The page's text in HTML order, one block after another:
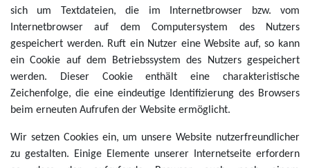
sich um Textdateien, die im Internetbrowser bzw. vom
Internetbrowser auf dem Computersystem des Nutzers
gespeichert werden. Ruft ein Nutzer eine Website auf, so kann
ein Cookie auf dem Betriebssystem des Nutzers gespeichert
werden. Dieser Cookie enthält eine charakteristische
Zeichenfolge, die eine eindeutige Identifizierung des Browsers
beim erneuten Aufrufen der Website ermöglicht.
Wir setzen Cookies ein, um unsere Website nutzerfreundlicher
zu gestalten. Einige Elemente unserer Internetseite erfordern